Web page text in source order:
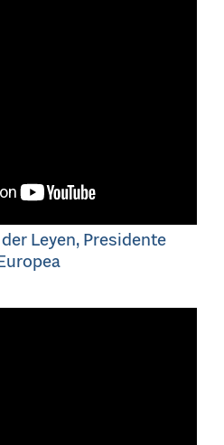
Leyen, Presidente